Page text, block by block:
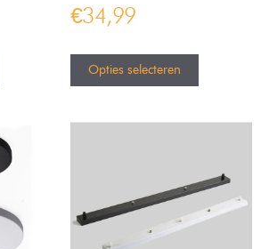
€34,99
Opties selecteren